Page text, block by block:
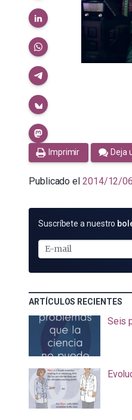
Imprimir Deja
Publicado el 2014/12/06
SUSCRÍBETE
E-
MAIL
Suscríbete a nuestro
ARTÍCULOS RECIENTES
Seis